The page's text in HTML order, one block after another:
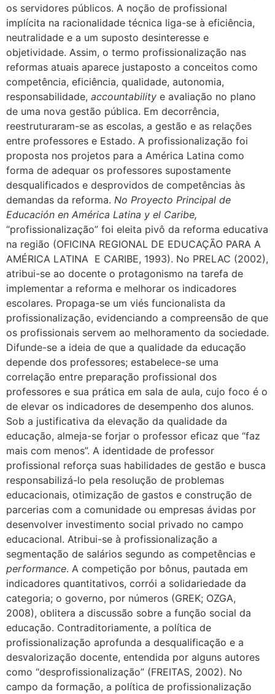
os servidores públicos. A noção de profissional
implícita na racionalidade técnica liga-se à eficiência,
neutralidade e a um suposto desinteresse e
objetividade. Assim, o termo profissionalização nas
reformas atuais aparece justaposto a conceitos como
competência, eficiência, qualidade, autonomia,
responsabilidade, accountability e avaliação no plano
de uma nova gestão pública. Em decorrência,
reestruturaram-se as escolas, a gestão e as relações
entre professores e Estado. A profissionalização foi
proposta nos projetos para a América Latina como
forma de adequar os professores supostamente
desqualificados e desprovidos de competências às
demandas da reforma. No Proyecto Principal de
Educación en América Latina y el Caribe,
“profissionalização” foi eleita pivô da reforma educativa
na região (OFICINA REGIONAL DE EDUCAÇÃO PARA A
AMÉRICA LATINA E CARIBE, 1993). No PRELAC (2002),
atribui-se ao docente o protagonismo na tarefa de
implementar a reforma e melhorar os indicadores
escolares. Propaga-se um viés funcionalista da
profissionalização, evidenciando a compreensão de que
os profissionais servem ao melhoramento da sociedade.
Difunde-se a ideia de que a qualidade da educação
depende dos professores; estabelece-se uma
correlação entre preparação profissional dos
professores e sua prática em sala de aula, cujo foco é o
de elevar os indicadores de desempenho dos alunos.
Sob a justificativa da elevação da qualidade da
educação, almeja-se forjar o professor eficaz que “faz
mais com menos”. A identidade de professor
profissional reforça suas habilidades de gestão e busca
responsabilizá-lo pela resolução de problemas
educacionais, otimização de gastos e construção de
parcerias com a comunidade ou empresas ávidas por
desenvolver investimento social privado no campo
educacional. Atribui-se à profissionalização a
segmentação de salários segundo as competências e
performance. A competição por bônus, pautada em
indicadores quantitativos, corrói a solidariedade da
categoria; o governo, por números (GREK; OZGA,
2008), oblitera a discussão sobre a função social da
educação. Contraditoriamente, a política de
profissionalização aprofunda a desqualificação e a
desvalorização docente, entendida por alguns autores
como “desprofissionalização” (FREITAS, 2002). No
campo da formação, a política de profissionalização